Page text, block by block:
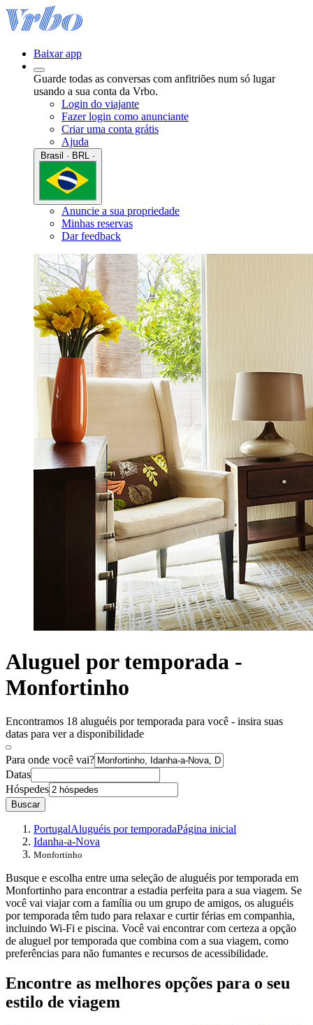
Baixar app
Guarde todas as conversas com anfitriões num só lugar
usando a sua conta da Vrbo.
Login do viajante
Fazer login como anunciante
Criar uma conta grátis
Ajuda
Anuncie a sua propriedade
Minhas reservas
Dar feedback
Aluguel por temporada -
Monfortinho
Encontramos 18 aluguéis por temporada para você - insira suas
datas para ver a disponibilidade
Para onde você vai?
Datas
Hóspedes
Buscar
PortugalAluguéis por temporadaPágina inicial
Idanha-a-Nova
Monfortinho
Busque e escolha entre uma seleção de aluguéis por temporada em
Monfortinho para encontrar a estadia perfeita para a sua viagem. Se
você vai viajar com a família ou um grupo de amigos, os aluguéis
por temporada têm tudo para relaxar e curtir férias em companhia,
incluindo Wi-Fi e piscina. Você vai encontrar com certeza a opção
de aluguel por temporada que combina com a sua viagem, como
preferências para não fumantes e recursos de acessibilidade.
Encontre as melhores opções para o seu
estilo de viagem